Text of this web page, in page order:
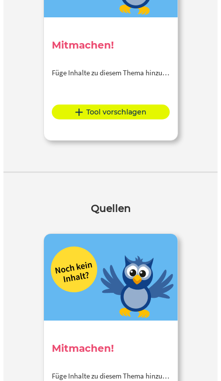
Mitmachen!
Füge Inhalte zu diesem Thema hinzu…
Tool vorschlagen
Quellen
Mitmachen!
Füge Inhalte zu diesem Thema hinzu…